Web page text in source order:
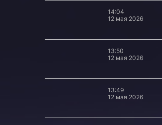
14:04
12 мая 2026
13:50
12 мая 2026
13:49
12 мая 2026